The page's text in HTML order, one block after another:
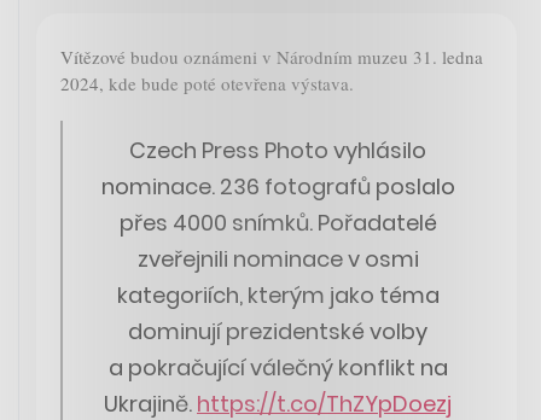
Vítězové budou oznámeni v Národním muzeu 31. ledna
2024, kde bude poté otevřena výstava.
Czech Press Photo vyhlásilo
nominace. 236 fotografů poslalo
přes 4000 snímků. Pořadatelé
zveřejnili nominace v osmi
kategoriích, kterým jako téma
dominují prezidentské volby
a pokračující válečný konflikt na
Ukrajině. https://t.co/ThZYpDoezj